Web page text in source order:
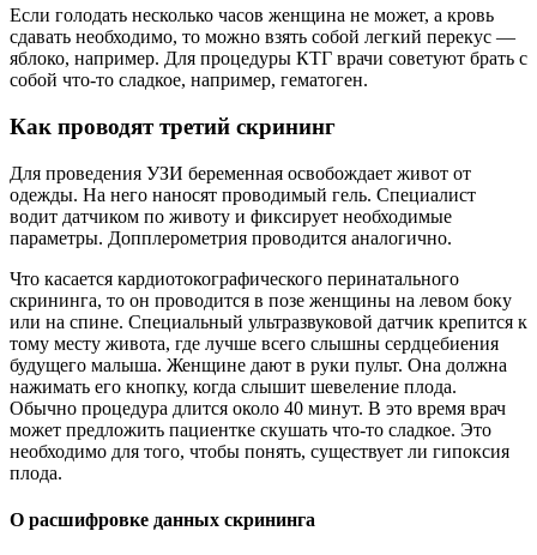
Если голодать несколько часов женщина не может, а кровь
сдавать необходимо, то можно взять собой легкий перекус —
яблоко, например. Для процедуры КТГ врачи советуют брать с
собой что-то сладкое, например, гематоген.
Как проводят третий скрининг
Для проведения УЗИ беременная освобождает живот от
одежды. На него наносят проводимый гель. Специалист
водит датчиком по животу и фиксирует необходимые
параметры. Допплерометрия проводится аналогично.
Что касается кардиотокографического перинатального
скрининга, то он проводится в позе женщины на левом боку
или на спине. Специальный ультразвуковой датчик крепится к
тому месту живота, где лучше всего слышны сердцебиения
будущего малыша. Женщине дают в руки пульт. Она должна
нажимать его кнопку, когда слышит шевеление плода.
Обычно процедура длится около 40 минут. В это время врач
может предложить пациентке скушать что-то сладкое. Это
необходимо для того, чтобы понять, существует ли гипоксия
плода.
О расшифровке данных скрининга